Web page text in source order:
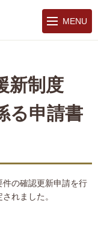
MENU
新制度
る申請書
の確認更新申請を行
れました。